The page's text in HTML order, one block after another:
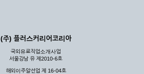
(주) 플러스커리어코리아
국외유료직업소개사업
서울강남 유 제2010-6호
해외이주알선업 제 16-04호